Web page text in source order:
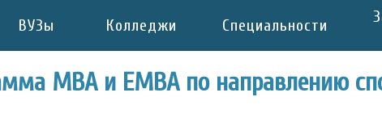
ВУЗы Колледжи Специальности
MBA и ЕМВА по направлению